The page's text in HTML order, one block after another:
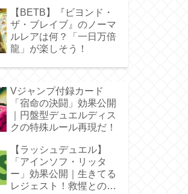
【BETB】『ビヨンド・
ザ・ブレイブ』のノーマ
ルレアは何？「一日万倍
龍」が楽しそう！
Vジャンプ付録カード
「宿命の決闘」効果公開
｜円盤型デュエルディス
クの特殊ルール再現だ！
【ラッシュデュエル】
「アインソフ・リッタ
ー」効果公開｜生きてる
レジェスト！救惺との相